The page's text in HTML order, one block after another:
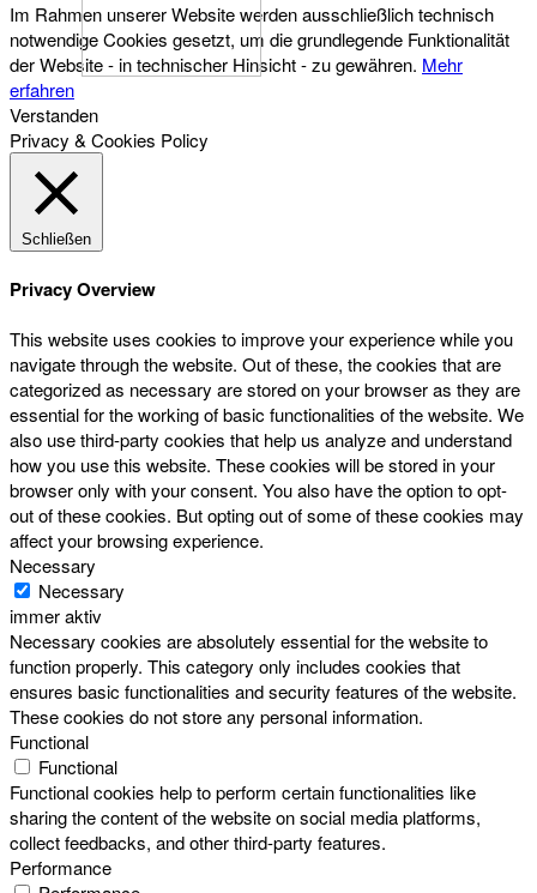
Im Rahmen unserer Website werden ausschließlich technisch
notwendige Cookies gesetzt, um die grundlegende Funktionalität
der Website - in technischer Hinsicht - zu gewähren. Mehr
erfahren
Verstanden
Privacy & Cookies Policy
Schließen
Privacy Overview
This website uses cookies to improve your experience while you
navigate through the website. Out of these, the cookies that are
categorized as necessary are stored on your browser as they are
essential for the working of basic functionalities of the website. We
also use third-party cookies that help us analyze and understand
how you use this website. These cookies will be stored in your
browser only with your consent. You also have the option to opt-
out of these cookies. But opting out of some of these cookies may
affect your browsing experience.
Necessary
Necessary
immer aktiv
Necessary cookies are absolutely essential for the website to
function properly. This category only includes cookies that
ensures basic functionalities and security features of the website.
These cookies do not store any personal information.
Functional
Functional
Functional cookies help to perform certain functionalities like
sharing the content of the website on social media platforms,
collect feedbacks, and other third-party features.
Performance